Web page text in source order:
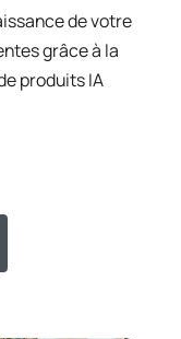
de votre
grâce à la
produits IA